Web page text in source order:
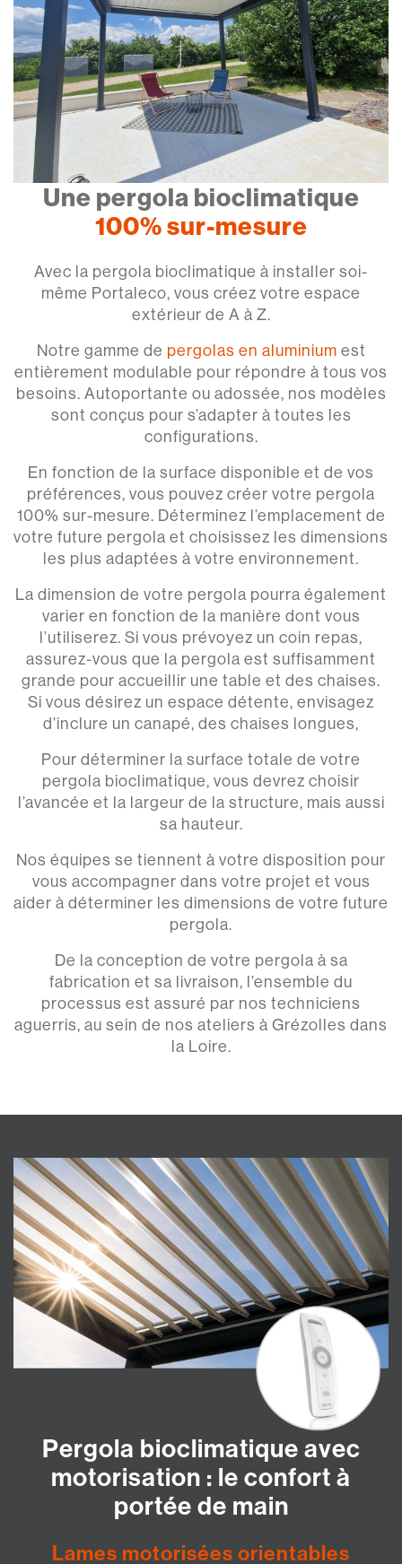
Une pergola bioclimatique
100% sur-mesure
Avec la pergola bioclimatique à installer soi-
même Portaleco, vous créez votre espace
extérieur de A à Z.
Notre gamme de pergolas en aluminium est
entièrement modulable pour répondre à tous vos
besoins. Autoportante ou adossée, nos modèles
sont conçus pour s’adapter à toutes les
configurations.
En fonction de la surface disponible et de vos
préférences, vous pouvez créer votre pergola
100% sur-mesure. Déterminez l’emplacement de
votre future pergola et choisissez les dimensions
les plus adaptées à votre environnement.
La dimension de votre pergola pourra également
varier en fonction de la manière dont vous
l’utiliserez. Si vous prévoyez un coin repas,
assurez-vous que la pergola est suffisamment
grande pour accueillir une table et des chaises.
Si vous désirez un espace détente, envisagez
d’inclure un canapé, des chaises longues,
Pour déterminer la surface totale de votre
pergola bioclimatique, vous devrez choisir
l’avancée et la largeur de la structure, mais aussi
sa hauteur.
Nos équipes se tiennent à votre disposition pour
vous accompagner dans votre projet et vous
aider à déterminer les dimensions de votre future
pergola.
De la conception de votre pergola à sa
fabrication et sa livraison, l’ensemble du
processus est assuré par nos techniciens
aguerris, au sein de nos ateliers à Grézolles dans
la Loire.
Pergola bioclimatique avec
motorisation : le confort à
portée de main
Lames motorisées orientables